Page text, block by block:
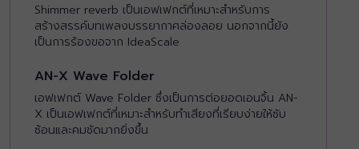
Shimmer reverb เป็นเอฟเฟกต์ที่เหมาะสำหรับการ
สร้างสรรค์บทเพลงบรรยากาศล่องลอย นอกจากนี้ยัง
เป็นการร้องขอจาก IdeaScale
AN-X Wave Folder
เอฟเฟกต์ Wave Folder ซึ่งเป็นการต่อยอดเอนจิ้น AN-
X เป็นเอฟเฟกต์ที่เหมาะสำหรับทำเสียงที่เรียบง่ายให้ซับ
ซ้อนและคมชัดมากยิ่งขึ้น